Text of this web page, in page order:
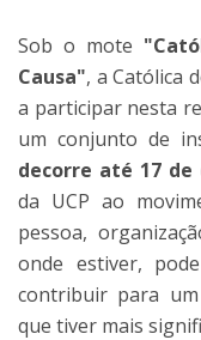
Sob o mote
Causa", a Católica
a participar nesta
um conjunto de
decorre até 17 de
da UCP ao
pessoa,
onde estiver,
contribuir para
que tiver mais